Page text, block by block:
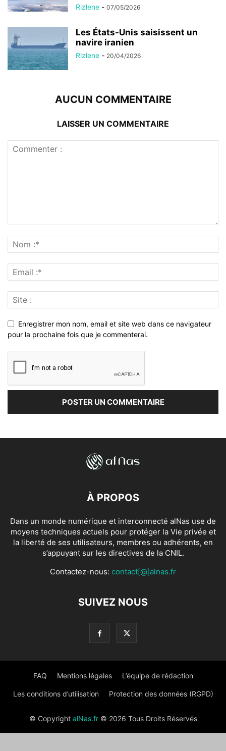
Rizlene - 07/05/2026
Les États-Unis saisissent un
navire iranien
Rizlene - 20/04/2026
AUCUN COMMENTAIRE
LAISSER UN COMMENTAIRE
Enregistrer mon nom, email et site web dans ce navigateur
pour la prochaine fois que je commenterai.
À PROPOS
Dans un monde numérique et interconnecté alNas use de
moyens techniques actuels pour protéger la Vie privée et
la liberté de ses utilisateurs, membres ou adhérents, en
s’appuyant sur les directives de la CNIL.
Contactez-nous: contact[@]alnas.fr
SUIVEZ NOUS
FAQ Mentions légales L’équipe de rédaction
Les conditions d’utilisation Protection des données (RGPD)
© Copyright alNas.fr© 2026 Tous Droits Réservés